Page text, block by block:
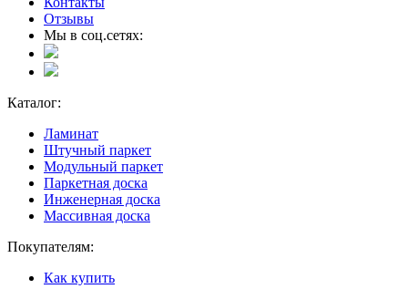
Отзывы
Мы в соц.сетях:
Каталог:
Ламинат
Штучный паркет
Модульный паркет
Паркетная доска
Инженерная доска
Массивная доска
Покупателям:
Как купить